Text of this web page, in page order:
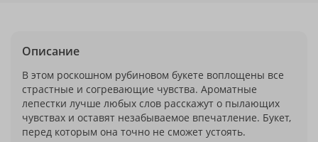
Описание
В этом роскошном рубиновом букете воплощены все
страстные и согревающие чувства. Ароматные
лепестки лучше любых слов расскажут о пылающих
чувствах и оставят незабываемое впечатление. Букет,
перед которым она точно не сможет устоять.